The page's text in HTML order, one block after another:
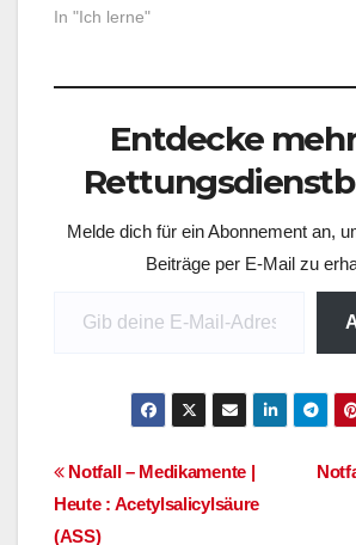
abdeckt, die
hier eines "vorstellen"
leichter zu machen das
schreiben. Medikament
Adalat Wirkstoff:…
In "Ich lerne"
Entdecke
Melde dich für ein Abonnement an,
Beiträge per E-Mail zu
Notfall – Medikamente |
Heute : Acetylsalicylsäure
(ASS)